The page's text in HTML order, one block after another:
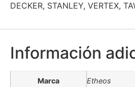
DECKER, STANLEY, VERTEX,
Información
Marca Etheos